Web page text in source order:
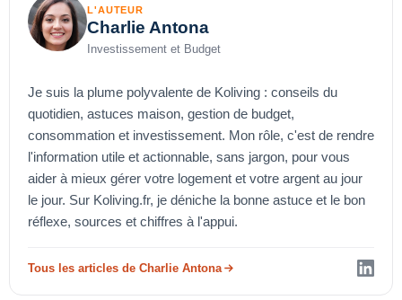
L'AUTEUR
Charlie Antona
Investissement et Budget
Je suis la plume polyvalente de Koliving : conseils du
quotidien, astuces maison, gestion de budget,
consommation et investissement. Mon rôle, c'est de rendre
l'information utile et actionnable, sans jargon, pour vous
aider à mieux gérer votre logement et votre argent au jour
le jour. Sur Koliving.fr, je déniche la bonne astuce et le bon
réflexe, sources et chiffres à l'appui.
Tous les articles de Charlie Antona